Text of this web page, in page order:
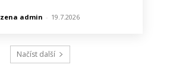
zena admin - 19.7.2026
Načíst další